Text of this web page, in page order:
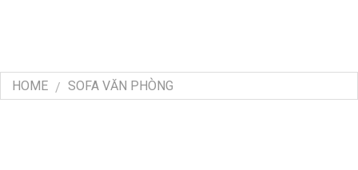
HOME / SOFA VĂN PHÒNG